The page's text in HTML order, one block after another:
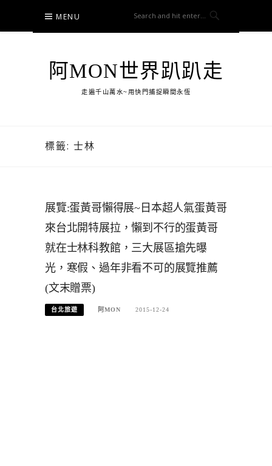
content
MENU
阿MON世界趴趴走
走遍千山萬水~用快門捕捉瞬間永恆
標籤: 士林
展覽:蛋黃哥懶得展~日本超人氣蛋黃哥
來台北開特展拉，懶到不行的蛋黃哥
就在士林科教館，三大展區搶先曝
光，寒假、過年非看不可的展覽推薦
(文末贈票)
台北旅遊 阿MON 2015-12-24